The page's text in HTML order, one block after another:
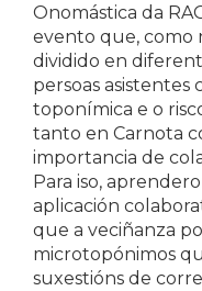
Onomástica da
evento que, como
dividido en
persoas
toponímica e o
tanto en Carnota
importancia de
Para iso,
aplicación
que a veciñanza
microtopónimos
suxestións de